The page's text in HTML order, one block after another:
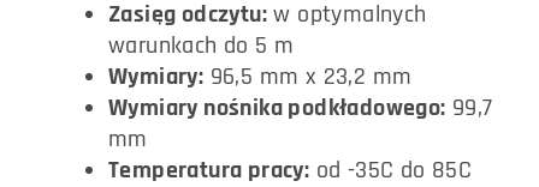
Zasięg odczytu:w optymalnych
warunkach do 5 m
Wymiary: 96,5 mm x 23,2 mm
Wymiary nośnika podkładowego: 99,7
mm
Temperatura pracy: od -35C do 85C